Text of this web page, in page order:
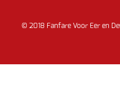
© 2018 Fanfare Voor Eer en